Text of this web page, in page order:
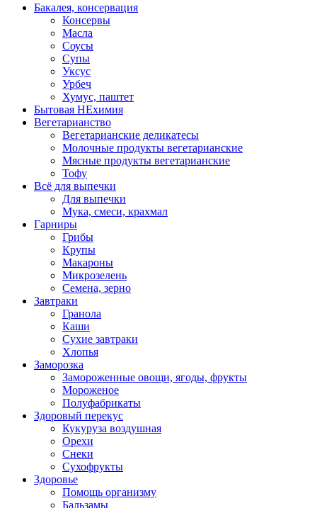
Бакалея, консервация
Консервы
Масла
Соусы
Супы
Уксус
Урбеч
Хумус, паштет
Бытовая НЕхимия
Вегетарианство
Вегетарианские деликатесы
Молочные продукты вегетарианские
Мясные продукты вегетарианские
Тофу
Всё для выпечки
Для выпечки
Мука, смеси, крахмал
Гарниры
Грибы
Крупы
Макароны
Микрозелень
Семена, зерно
Завтраки
Гранола
Каши
Сухие завтраки
Хлопья
Заморозка
Замороженные овощи, ягоды, фрукты
Мороженое
Полуфабрикаты
Здоровый перекус
Кукуруза воздушная
Орехи
Снеки
Сухофрукты
Здоровье
Помощь организму
Бальзамы